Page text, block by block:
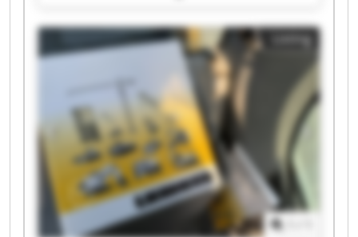
Doll Messtechnik GmbH Doll Messtechnik GmbH
Doll Messtechnik GmbH Doll Messtechnik GmbH
Doll Messtechnik GmbH Doll Messtechnik GmbH
Doll Messtechnik GmbH Doll Messtechnik GmbH
Doll Messtechnik GmbH Doll Messtechnik GmbH
Doll Messtechnik GmbH Doll Messtechnik GmbH
Listing